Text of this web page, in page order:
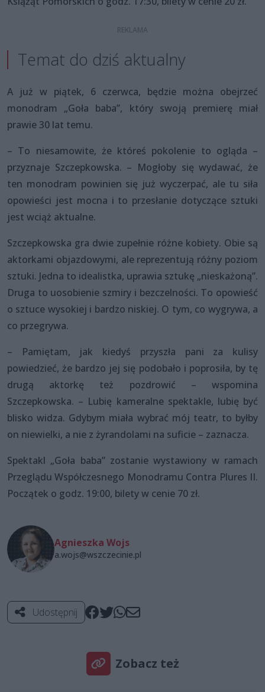
Temat do dziś aktualny
A już w piątek, 6 czerwca, będzie można obejrzeć
monodram „Goła baba”, który swoją premierę miał
prawie 30 lat temu.
– To niesamowite, że któreś pokolenie to ogląda –
przyznaje Szczepkowska. – Mogłoby się wydawać, że
ten monodram powinien się już wyczerpać, ale tu siła
opowieści jest mocna i to przesłanie dotyczące sztuki
jest wciąż aktualne.
Szczepkowska gra dwie zupełnie różne kobiety. Obie są
aktorkami objazdowymi, ale reprezentują różny poziom
sztuki. Jedna to idealistka, uprawia sztukę „nieskażoną”.
Druga to uosobienie szmiry i bezczelności. To opowieść
o sztuce wysokiej i bardzo niskiej. O tym, co wygrywa, a
co przegrywa.
– Pamiętam, jak kiedyś przyszła pani za kulisy
powiedzieć, że bardzo jej się podobało i poprosiła, by tę
drugą aktorkę też pozdrowić – wspomina
Szczepkowska. – Lubię kameralne spektakle, lubię być
blisko widza. Gdybym miała wybrać mój teatr, to byłby
on niewielki, a nie z żyrandolami na suficie – zaznacza.
Spektakl „Goła baba” zostanie wystawiony w ramach
Przeglądu Współczesnego Monodramu Contra Plures II.
Początek o godz. 19:00, bilety w cenie 70 zł.
Agnieszka Wojs
a.wojs@wszczecinie.pl
Udostępnij
Zobacz też